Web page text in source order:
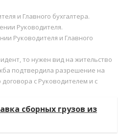
и Главного бухгалтера.
Руководителя.
Руководителя и Главного
то нужен вид на жительство
подтвердила разрешение на
с Руководителем и с
сборных грузов из